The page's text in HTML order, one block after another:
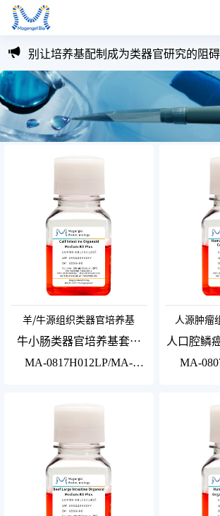
别让培养基配制成为类器官研究的阻碍
羊/牛源组织类器官培养基
牛小肠类器官培养基套装
Plus
MA-0817H012LP/MA-
0817H012SP
人源肿瘤
人口腔鳞
MA-